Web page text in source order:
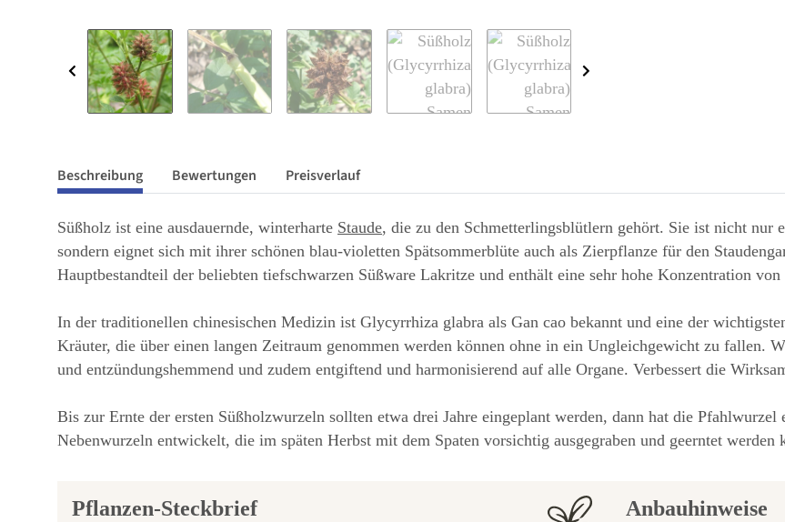
Beschreibung Bewertungen Preisverlauf
Süßholz ist eine ausdauernde, winterharte Staude, die zu den Schmetterlingsblütlern gehört. Sie ist nicht
sondern eignet sich mit ihrer schönen blau-violetten Spätsommerblüte auch als Zierpflanze für den
Hauptbestandteil der beliebten tiefschwarzen Süßware Lakritze und enthält eine sehr hohe Konzentration von
In der traditionellen chinesischen Medizin ist Glycyrrhiza glabra als Gan cao bekannt und eine der
Kräuter, die über einen langen Zeitraum genommen werden können ohne in ein Ungleichgewicht zu fallen.
und entzündungshemmend und zudem entgiftend und harmonisierend auf alle Organe. Verbessert die
Bis zur Ernte der ersten Süßholzwurzeln sollten etwa drei Jahre eingeplant werden, dann hat die
Nebenwurzeln entwickelt, die im späten Herbst mit dem Spaten vorsichtig ausgegraben und geerntet werden
Pflanzen-Steckbrief Anbauhinweise